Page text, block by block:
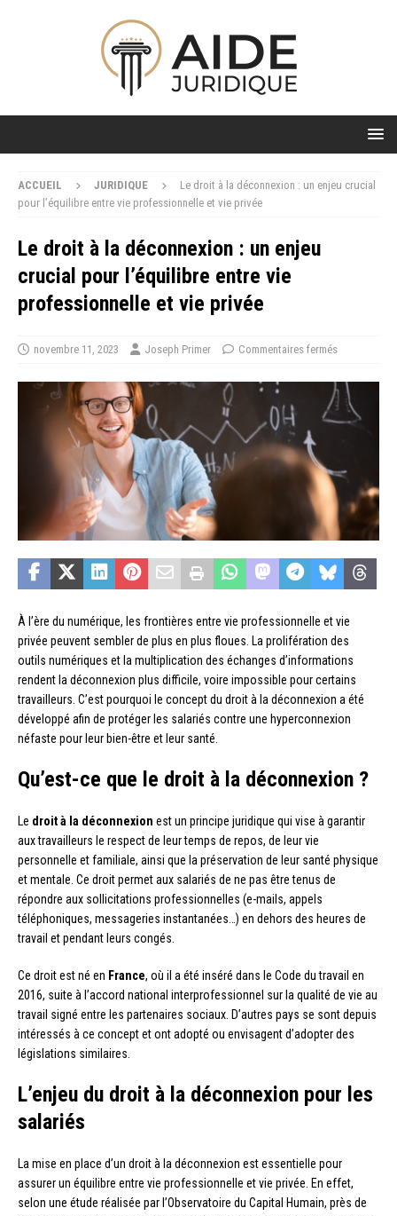
ACCUEIL JURIDIQUE
Le droit à la déconnexion : un enjeu crucial
pour l’équilibre entre vie professionnelle et vie privée
Le droit à la déconnexion : un enjeu
crucial pour l’équilibre entre vie
professionnelle et vie privée
novembre 11, 2023 Joseph Primer Commentaires fermés
À l’ère du numérique, les frontières entre vie professionnelle et vie
privée peuvent sembler de plus en plus floues. La prolifération des
outils numériques et la multiplication des échanges d’informations
rendent la déconnexion plus difficile, voire impossible pour certains
travailleurs. C’est pourquoi le concept du droit à la déconnexion a été
développé afin de protéger les salariés contre une hyperconnexion
néfaste pour leur bien-être et leur santé.
Qu’est-ce que le droit à la déconnexion ?
Le droit à la déconnexion est un principe juridique qui vise à garantir
aux travailleurs le respect de leur temps de repos, de leur vie
personnelle et familiale, ainsi que la préservation de leur santé physique
et mentale. Ce droit permet aux salariés de ne pas être tenus de
répondre aux sollicitations professionnelles (e-mails, appels
téléphoniques, messageries instantanées…) en dehors des heures de
travail et pendant leurs congés.
Ce droit est né en France, où il a été inséré dans le Code du travail en
2016, suite à l’accord national interprofessionnel sur la qualité de vie au
travail signé entre les partenaires sociaux. D’autres pays se sont depuis
intéressés à ce concept et ont adopté ou envisagent d’adopter des
législations similaires.
L’enjeu du droit à la déconnexion pour les
salariés
La mise en place d’un droit à la déconnexion est essentielle pour
assurer un équilibre entre vie professionnelle et vie privée. En effet,
selon une étude réalisée par l’Observatoire du Capital Humain, près de